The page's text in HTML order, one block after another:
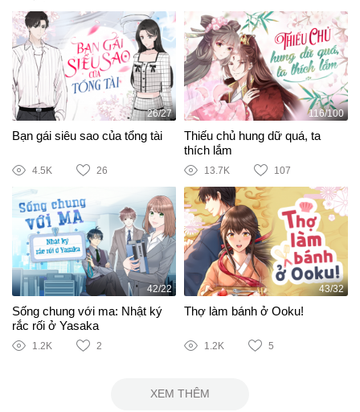
26/27
Bạn gái siêu sao của tổng tài
4.5K 26
116/100
Thiếu chủ hung dữ quá, ta
thích lắm
13.7K 107
42/22
Sống chung với ma: Nhật ký
rắc rối ở Yasaka
1.2K 2
43/32
Thợ làm bánh ở Ooku!
1.2K 5
XEM THÊM